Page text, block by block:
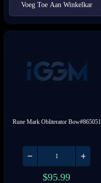
Voeg Toe Aan Winkelkar
Rune Mark Obliterator Bow#865051
$95.99